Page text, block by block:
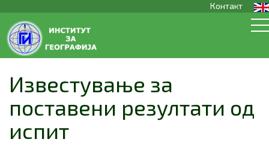
Контакт
Известување за
поставени резултати од
испит